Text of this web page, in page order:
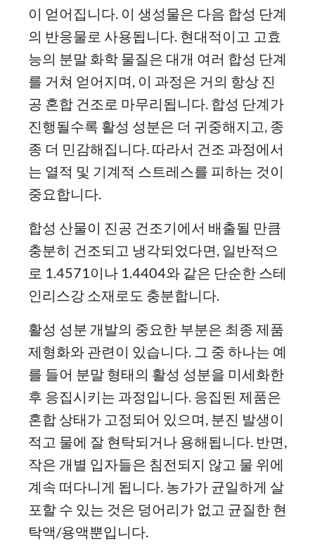
이 얻어집니다. 이 생성물은 다음 합성 단계
의 반응물로 사용됩니다. 현대적이고 고효
능의 분말 화학 물질은 대개 여러 합성 단계
를 거쳐 얻어지며, 이 과정은 거의 항상 진
공 혼합 건조로 마무리됩니다. 합성 단계가
진행될수록 활성 성분은 더 귀중해지고, 종
종 더 민감해집니다. 따라서 건조 과정에서
는 열적 및 기계적 스트레스를 피하는 것이
중요합니다.
합성 산물이 진공 건조기에서 배출될 만큼
충분히 건조되고 냉각되었다면, 일반적으
로 1.4571이나 1.4404와 같은 단순한 스테
인리스강 소재로도 충분합니다.
활성 성분 개발의 중요한 부분은 최종 제품
제형화와 관련이 있습니다. 그 중 하나는 예
를 들어 분말 형태의 활성 성분을 미세화한
후 응집시키는 과정입니다. 응집된 제품은
혼합 상태가 고정되어 있으며, 분진 발생이
적고 물에 잘 현탁되거나 용해됩니다. 반면,
작은 개별 입자들은 침전되지 않고 물 위에
계속 떠다니게 됩니다. 농가가 균일하게 살
포할 수 있는 것은 덩어리가 없고 균질한 현
탁액/용액뿐입니다.